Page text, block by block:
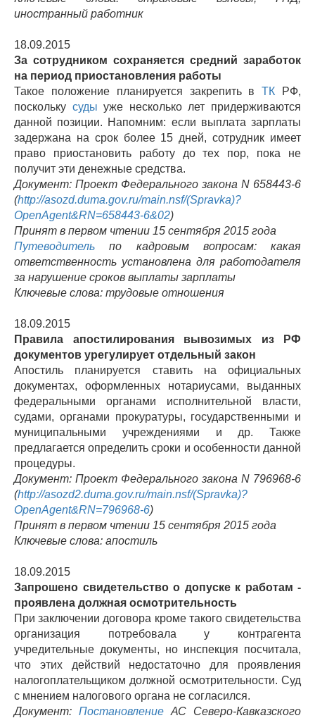
иностранный работник
18.09.2015
За сотрудником сохраняется средний заработок
на период приостановления работы
Такое положение планируется закрепить вТК РФ,
поскольку суды уже несколько лет придерживаются
данной позиции. Напомним: если выплата зарплаты
задержана на срок более 15 дней, сотрудник имеет
право приостановить работу до тех пор, пока не
получит эти денежные средства.
Документ: Проект Федерального закона N 658443-6
(http://asozd.duma.gov.ru/main.nsf/(Spravka)?
OpenAgent&RN=658443-6&02)
Принят в первом чтении 15 сентября 2015 года
Путеводитель по кадровым вопросам: какая
ответственность установлена для работодателя
за нарушение сроков выплаты зарплаты
Ключевые слова: трудовые отношения
18.09.2015
Правила апостилирования вывозимых из РФ
документов урегулирует отдельный закон
Апостиль планируется ставить на официальных
документах, оформленных нотариусами, выданных
федеральными органами исполнительной власти,
судами, органами прокуратуры, государственными и
муниципальными учреждениями и др. Также
предлагается определить сроки и особенности данной
процедуры.
Документ: Проект Федерального закона N 796968-6
(http://asozd2.duma.gov.ru/main.nsf/(Spravka)?
OpenAgent&RN=796968-6)
Принят в первом чтении 15 сентября 2015 года
Ключевые слова: апостиль
18.09.2015
Запрошено свидетельство о допуске к работам -
проявлена должная осмотрительность
При заключении договора кроме такого свидетельства
организация потребовала у контрагента
учредительные документы, но инспекция посчитала,
что этих действий недостаточно для проявления
налогоплательщиком должной осмотрительности. Суд
с мнением налогового органа не согласился.
Документ: Постановление АС Северо-Кавказского